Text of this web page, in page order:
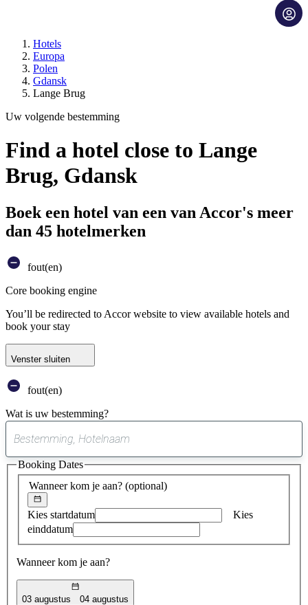
Hotels
Europa
Polen
Gdansk
Lange Brug
Uw volgende bestemming
Find a hotel close to Lange
Brug, Gdansk
Boek een hotel van een van Accor's meer
dan 45 hotelmerken
fout(en)
Core booking engine
You’ll be redirected to Accor website to view available hotels and
book your stay
Venster sluiten
fout(en)
Wat is uw bestemming?
suggestie
gevonden
Wanneer kom je aan? (optional)
Kies startdatum
Kies
einddatum
Wanneer kom je aan?
03 augustus 04 augustus
Booking Dates